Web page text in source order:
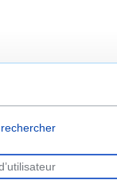
rechercher